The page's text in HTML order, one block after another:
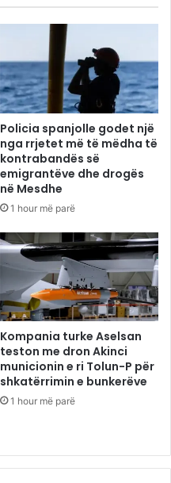
Policia spanjolle godet një
nga rrjetet më të mëdha të
kontrabandës së
emigrantëve dhe drogës
në Mesdhe
1 hour më parë
Kompania turke Aselsan
teston me dron Akinci
municionin e ri Tolun-P për
shkatërrimin e bunkerëve
1 hour më parë